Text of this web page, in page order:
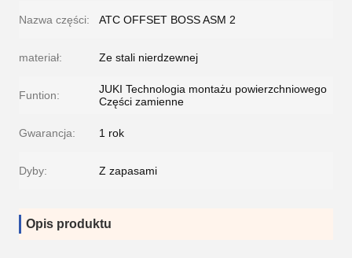
Nazwa części: ATC OFFSET BOSS ASM 2
materiał: Ze stali nierdzewnej
Funtion:
JUKI Technologia montażu powierzchniowego
Części zamienne
Gwarancja: 1 rok
Dyby: Z zapasami
Opis produktu